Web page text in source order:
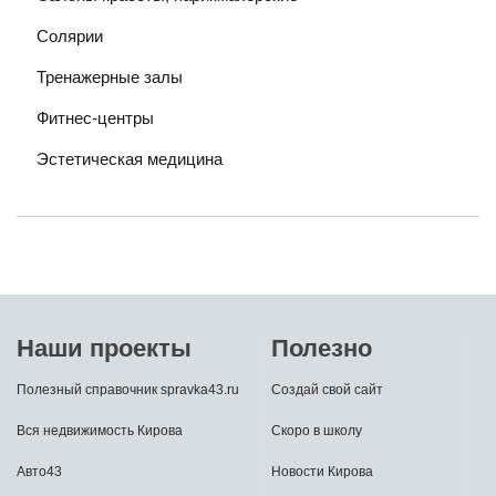
Солярии
Тренажерные залы
Фитнес-центры
Эстетическая медицина
Наши проекты
Полезный справочник spravka43.ru
Вся недвижимость Кирова
Авто43
Полезно
Создай свой сайт
Скоро в школу
Новости Кирова